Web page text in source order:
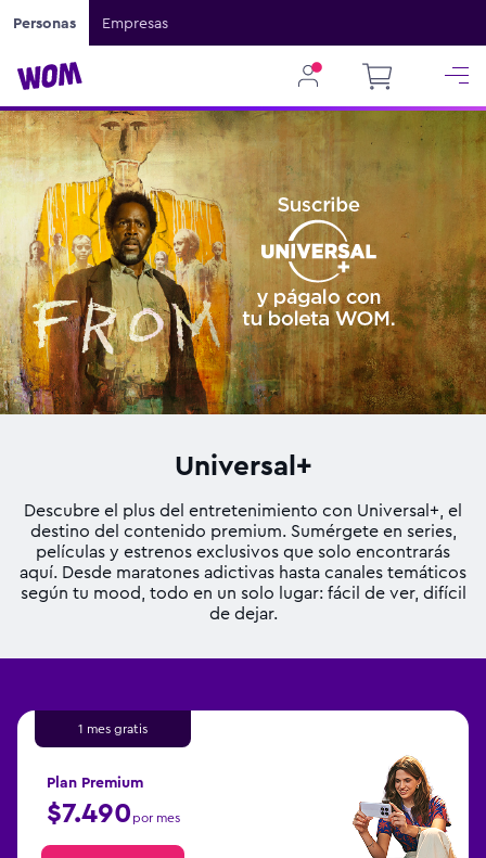
Personas Empresas
Universal+
Descubre el plus del entretenimiento con Universal+, el
destino del contenido premium. Sumérgete en series,
películas y estrenos exclusivos que solo encontrarás
aquí. Desde maratones adictivas hasta canales temáticos
según tu mood, todo en un solo lugar: fácil de ver, difícil
de dejar.
1 mes gratis
Plan Premium
$7.490por mes